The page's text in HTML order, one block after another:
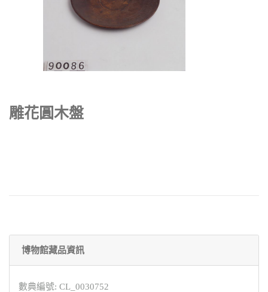
雕花圓木盤
博物館藏品資訊
數典編號: CL_0030752